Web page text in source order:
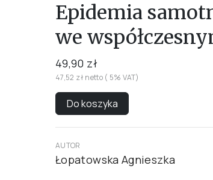
Epidemia
we
49,90 zł
47,52 zł netto ( 5% VAT)
Do koszyka
AUTOR
Łopatowska Agnieszka